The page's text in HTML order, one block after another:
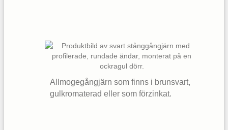
Allmogegångjärn som finns i brunsvart,
gulkromaterad eller som förzinkat.